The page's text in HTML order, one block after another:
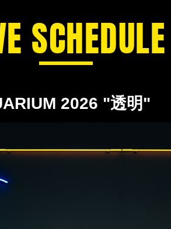
SCHEDULE
2026 "透明"